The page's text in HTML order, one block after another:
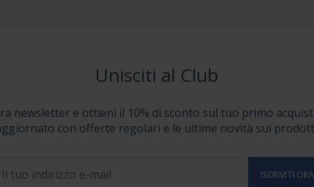
Unisciti al Club
newsletter e ottieni il 10% di sconto sul tuo primo
con offerte regolari e le ultime novità sui